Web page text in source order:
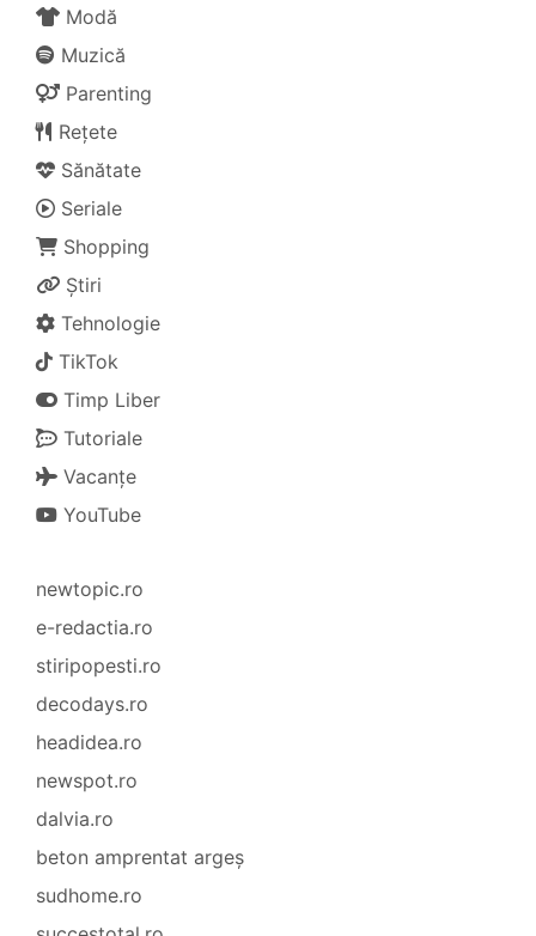
Modă
Muzică
Parenting
Rețete
Sănătate
Seriale
Shopping
Știri
Tehnologie
TikTok
Timp Liber
Tutoriale
Vacanțe
YouTube
newtopic.ro
e-redactia.ro
stiripopesti.ro
decodays.ro
headidea.ro
newspot.ro
dalvia.ro
beton amprentat argeș
sudhome.ro